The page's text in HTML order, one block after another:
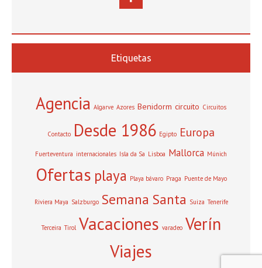
Etiquetas
Agencia Algarve Azores Benidorm circuito Circuitos
Contacto Desde 1986 Egipto Europa
Fuerteventura internacionales Isla da Sa Lisboa Mallorca Múnich
Ofertas playa Playa bávaro Praga Puente de Mayo
Riviera Maya Salzburgo Semana Santa Suiza Tenerife
Terceira Tirol Vacaciones varadeo Verín
Viajes